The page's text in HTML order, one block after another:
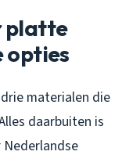
platte
opties
materialen die
daarbuiten is